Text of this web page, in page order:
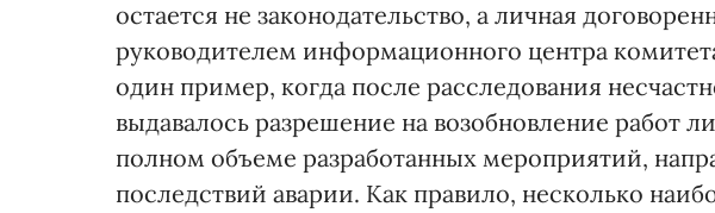
остается не законодательство, а личная
руководителем информационного центра
один пример, когда после расследования
выдавалось разрешение на возобновление работ
полном объеме разработанных мероприятий,
последствий аварии. Как правило, несколько